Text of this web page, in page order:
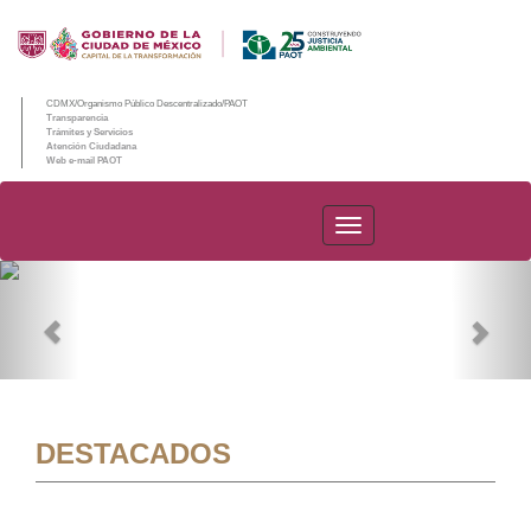
CDMX/Organismo Público Descentralizado/PAOT
Transparencia
Trámites y Servicios
Atención Ciudadana
Web e-mail PAOT
PAOT
DESTACADOS